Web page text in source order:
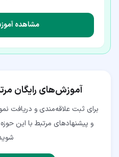
مشاهده
آموزش‌های رایگان
برای ثبت علاقه‌مندی و دریافت
و پیشنهادهای مرتبط با این